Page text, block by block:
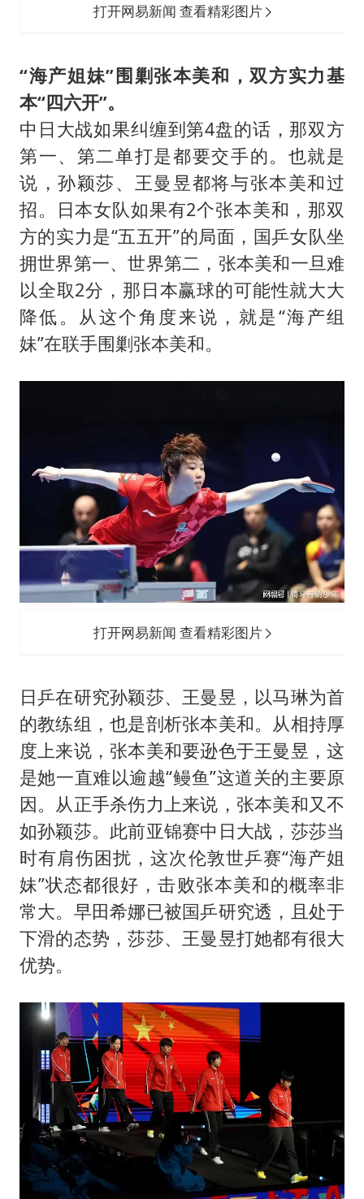
打开网易新闻 查看精彩图片
“海产姐妹”围剿张本美和，双方实力基
本“四六开”。
中日大战如果纠缠到第4盘的话，那双方
第一、第二单打是都要交手的。也就是
说，孙颖莎、王曼昱都将与张本美和过
招。日本女队如果有2个张本美和，那双
方的实力是“五五开”的局面，国乒女队坐
拥世界第一、世界第二，张本美和一旦难
以全取2分，那日本赢球的可能性就大大
降低。从这个角度来说，就是“海产组
妹”在联手围剿张本美和。
打开网易新闻 查看精彩图片
日乒在研究孙颖莎、王曼昱，以马琳为首
的教练组，也是剖析张本美和。从相持厚
度上来说，张本美和要逊色于王曼昱，这
是她一直难以逾越“鳗鱼”这道关的主要原
因。从正手杀伤力上来说，张本美和又不
如孙颖莎。此前亚锦赛中日大战，莎莎当
时有肩伤困扰，这次伦敦世乒赛“海产姐
妹”状态都很好，击败张本美和的概率非
常大。早田希娜已被国乒研究透，且处于
下滑的态势，莎莎、王曼昱打她都有很大
优势。